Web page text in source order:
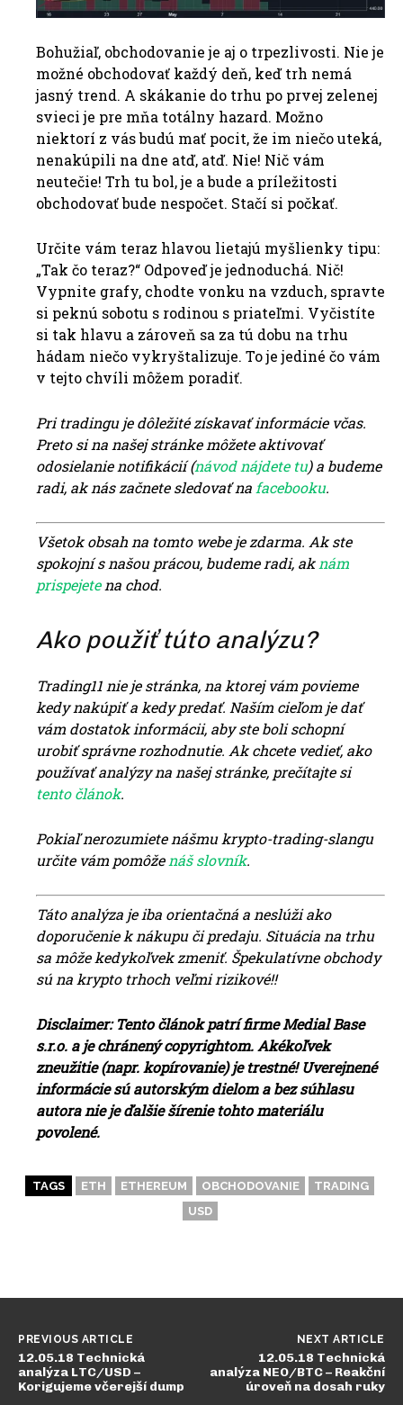
Bohužiaľ, obchodovanie je aj o trpezlivosti. Nie je
možné obchodovať každý deň, keď trh nemá
jasný trend. A skákanie do trhu po prvej zelenej
svieci je pre mňa totálny hazard. Možno
niektorí z vás budú mať pocit, že im niečo uteká,
nenakúpili na dne atď, atď. Nie! Nič vám
neutečie! Trh tu bol, je a bude a príležitosti
obchodovať bude nespočet. Stačí si počkať.
Určite vám teraz hlavou lietajú myšlienky tipu:
„Tak čo teraz?“ Odpoveď je jednoduchá. Nič!
Vypnite grafy, chodte vonku na vzduch, spravte
si peknú sobotu s rodinou s priateľmi. Vyčistíte
si tak hlavu a zároveň sa za tú dobu na trhu
hádam niečo vykryštalizuje. To je jediné čo vám
v tejto chvíli môžem poradiť.
Pri tradingu je dôležité získavať informácie včas.
Preto si na našej stránke môžete aktivovať
odosielanie notifikácií (návod nájdete tu) a budeme
radi, ak nás začnete sledovať nafacebooku.
Všetok obsah na tomto webe je zdarma. Ak ste
spokojní s našou prácou, budeme radi, aknám
prispejetena chod.
Ako použiť túto analýzu?
Trading11 nie je stránka, na ktorej vám povieme
kedy nakúpiť a kedy predať. Naším cieľom je dať
vám dostatok informácii, aby ste boli schopní
urobiť správne rozhodnutie. Ak chcete vedieť, ako
používať analýzy na našej stránke, prečítajte si
tento článok.
Pokiaľ nerozumiete nášmu krypto-trading-slangu
určite vám pomôženáš slovník.
Táto analýza je iba orientačná a neslúži ako
doporučenie k nákupu či predaju. Situácia na trhu
sa môže kedykoľvek zmeniť. Špekulatívne obchody
sú na krypto trhoch veľmi rizikové!!
Disclaimer: Tento článok patrí firme Medial Base
s.r.o. a je chránený copyrightom. Akékoľvek
zneužitie (napr. kopírovanie) je trestné! Uverejnené
informácie sú autorským dielom a bez súhlasu
autora nie je ďalšie šírenie tohto materiálu
povolené.
TAGS ETH ETHEREUM OBCHODOVANIE
TRADING
USD
PREVIOUS ARTICLE
12.05.18 Technická
analýza LTC/USD –
Korigujeme včerejší dump
NEXT ARTICLE
12.05.18 Technická
analýza NEO/BTC – Reakční
úroveň na dosah ruky